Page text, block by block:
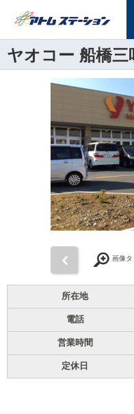
ヤオコー 船橋三
画像タ
所在地
電話
営業時間
定休日